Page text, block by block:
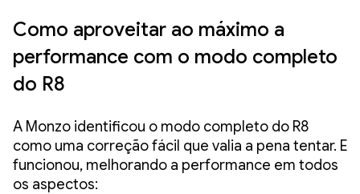
Como aproveitar ao máximo a
performance com o modo completo
do R8
A Monzo identificou o modo completo do R8
como uma correção fácil que valia a pena tentar. E
funcionou, melhorando a performance em todos
os aspectos: